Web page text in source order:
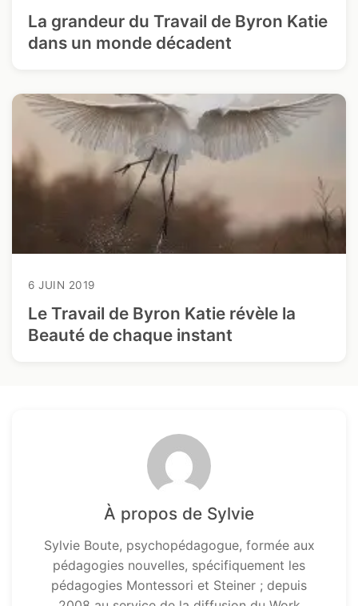
La grandeur du Travail de Byron Katie
dans un monde décadent
6 JUIN 2019
Le Travail de Byron Katie révèle la
Beauté de chaque instant
À propos de Sylvie
Sylvie Boute, psychopédagogue, formée aux
pédagogies nouvelles, spécifiquement les
pédagogies Montessori et Steiner ; depuis